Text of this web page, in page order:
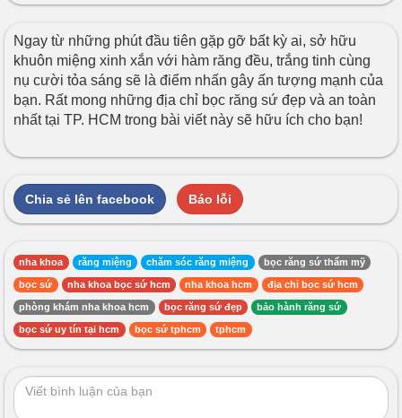
Ngay từ những phút đầu tiên gặp gỡ bất kỳ ai, sở hữu
khuôn miệng xinh xắn với hàm răng đều, trắng tinh cùng
nụ cười tỏa sáng sẽ là điểm nhấn gây ấn tượng mạnh của
bạn. Rất mong những địa chỉ bọc răng sứ đẹp và an toàn
nhất tại TP. HCM trong bài viết này sẽ hữu ích cho bạn!
Chia sẻ lên facebook Báo lỗi
nha khoa răng miệng chăm sóc răng miệng bọc răng sứ thẩm mỹ
bọc sứ nha khoa bọc sứ hcm nha khoa hcm địa chỉ bọc sứ hcm
phòng khám nha khoa hcm bọc răng sứ đẹp bảo hành răng sứ
bọc sứ uy tín tại hcm bọc sứ tphcm tphcm